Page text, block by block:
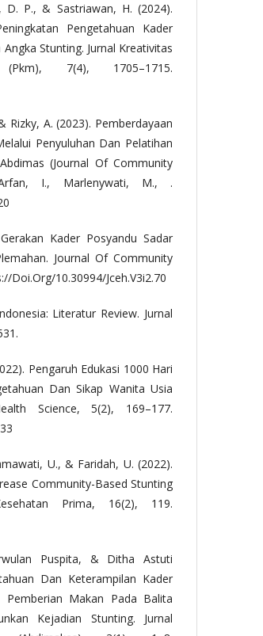
P., & Sastriawan, H. (2024).
Pengetahuan Kader
Stunting. Jurnal Kreativitas
7(4), 1705–1715.
Rizky, A. (2023). Pemberdayaan
Penyuluhan Dan Pelatihan
(Journal Of Community
I., Marlenywati, M., .
Kader Posyandu Sadar
Journal Of Community
Doi.Org/10.30994/Jceh.V3i2.70
Literatur Review. Jurnal
Pengaruh Edukasi 1000 Hari
Dan Sikap Wanita Usia
Science, 5(2), 169–177.
U., & Faridah, U. (2022).
Community-Based Stunting
Prima, 16(2), 119.
Puspita, & Ditha Astuti
Dan Keterampilan Kader
Makan Pada Balita
Kejadian Stunting. Jurnal